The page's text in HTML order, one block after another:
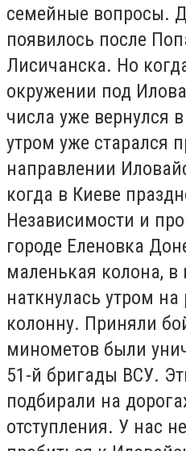
семейные вопросы.
появилось после
Лисичанска. Но
окружении под
числа уже вернулся
утром уже старался
направлении
когда в Киеве
Независимости и
городе Еленовка
маленькая колона, в
наткнулась утром
колонну. Приняли
минометов были
51-й бригады ВСУ.
подбирали на
отступления. У нас